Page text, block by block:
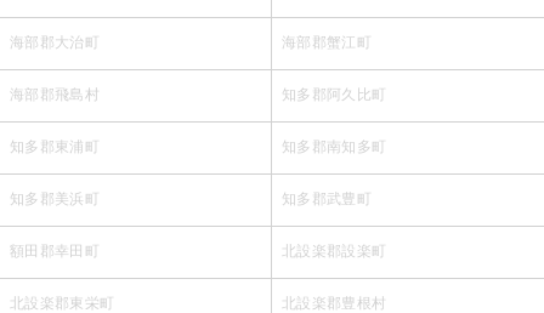
海部郡大治町 海部郡蟹江町
海部郡飛島村 知多郡阿久比町
知多郡東浦町 知多郡南知多町
知多郡美浜町 知多郡武豊町
額田郡幸田町 北設楽郡設楽町
北設楽郡東栄町 北設楽郡豊根村